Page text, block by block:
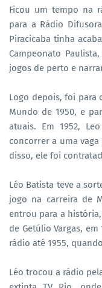
Ficou um tempo na
para a Rádio
Piracicaba tinha
Campeonato
jogos de perto e
Logo depois, foi para
Mundo de 1950, e
atuais. Em 1952,
concorrer a uma
disso, ele foi
Léo Batista teve a
jogo na carreira de
entrou para a
de Getúlio Vargas,
rádio até 1955,
Léo trocou a rádio